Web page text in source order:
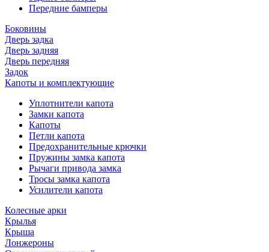
Передние бамперы
Боковины
Дверь задка
Дверь задняя
Дверь передняя
Задок
Капоты и комплектующие
Уплотнители капота
Замки капота
Капоты
Петли капота
Предохранительные крючки
Пружины замка капота
Рычаги привода замка
Тросы замка капота
Усилители капота
Колесные арки
Крылья
Крыша
Лонжероны